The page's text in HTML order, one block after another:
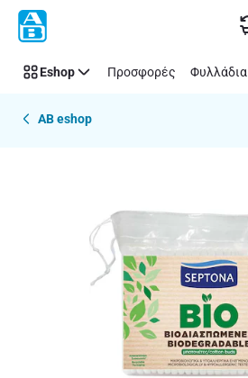
Παράλειψη
Eshop Προσφορές Φυλλάδια
AB eshop